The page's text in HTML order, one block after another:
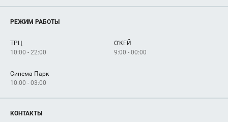
Магазины
Услуги
Рекламодателям
Как добраться
РЕЖИМ РАБОТЫ
ТРЦ
10:00 - 22:00
О'КЕЙ
9:00 - 00:00
Синема Парк
10:00 - 03:00
КОНТАКТЫ